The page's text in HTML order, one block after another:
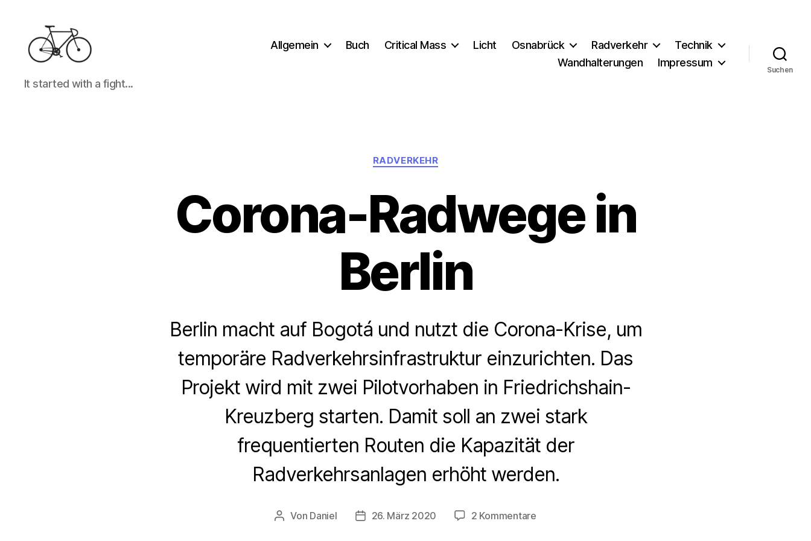
It
started
It started with a fight...
Allgemein Buch Critical Mass Licht Osnabrück Radverkehr
Technik
Wandhalterungen
Impressum
Suchen
Kategorien
RADVERKEHR
Corona-Radwege in
Berlin
Berlin macht auf Bogotá und nutzt die Corona-Krise, um
temporäre Radverkehrsinfrastruktur einzurichten. Das
Projekt wird mit zwei Pilotvorhaben in Friedrichshain-
Kreuzberg starten. Damit soll an zwei stark
frequentierten Routen die Kapazität der
Radverkehrsanlagen erhöht werden.
Beitragsautor
Von Daniel Beitragsdatum
26. März 2020 2 Kommentarezu